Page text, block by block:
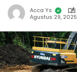
Acca Ys
Agustus 29, 2025